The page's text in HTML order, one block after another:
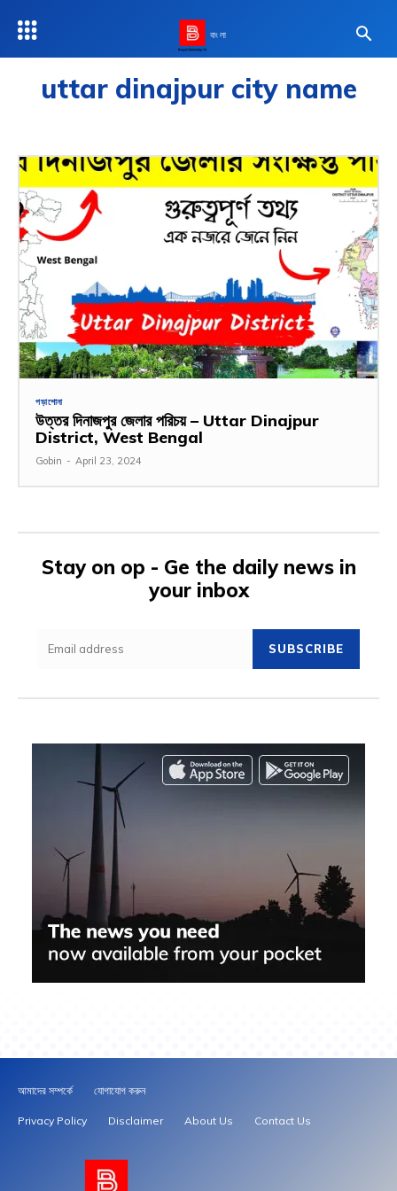
বাংলা
uttar dinajpur city name
পড়াশোনা
উত্তর দিনাজপুর জেলার পরিচয় – Uttar Dinajpur
District, West Bengal
Gobin - April 23, 2024
Stay on op - Ge the daily news in
your inbox
SUBSCRIBE
আমাদের সম্পর্কে যোগাযোগ করুন
Privacy Policy Disclaimer About Us Contact Us